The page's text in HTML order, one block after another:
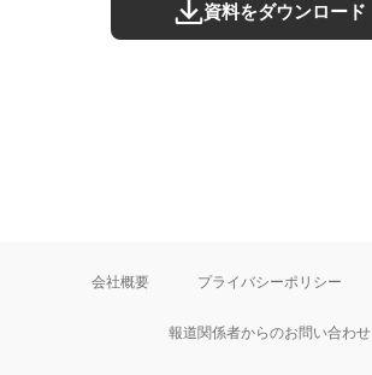
資料をダウンロード
会社概要 プライバシーポリシー
報道関係者からのお問い合わせ